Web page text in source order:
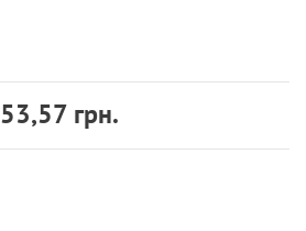
53,57 грн.